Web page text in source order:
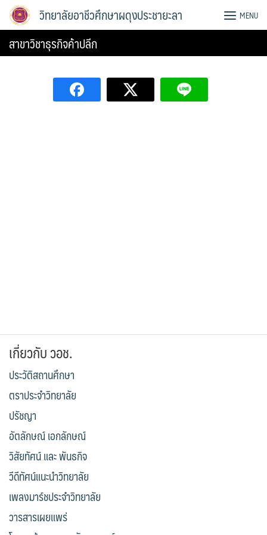
Skip
วิทยาลัยอาชีวศึกษาผดุงประชายะลา MENU
สาขาวิชาธุรกิจค้าปลีก
เกี่ยวกับ วอช.
ประวัติสถานศึกษา
ตราประจำวิทยาลัย
ปรัชญา
อัตลักษณ์ เอกลักษณ์
วิสัยทัศน์ และ พันธกิจ
วีดีทัศน์แนะนำวิทยาลัย
เพลงมาร์ชประจำวิทยาลัย
วารสารเผยแพร่